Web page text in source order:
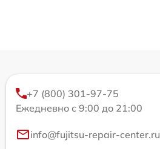
+7 (800) 301-97-75
Ежедневно с 9:00 до 21:00
info@fujitsu-repair-center.ru